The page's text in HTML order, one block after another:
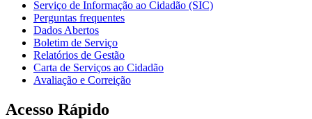
Serviço de Informação ao Cidadão (SIC)
Perguntas frequentes
Dados Abertos
Boletim de Serviço
Relatórios de Gestão
Carta de Serviços ao Cidadão
Avaliação e Correição
Acesso Rápido